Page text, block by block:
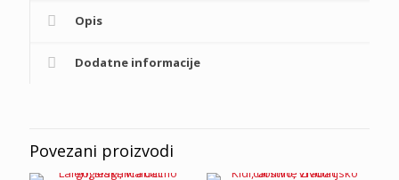
Opis
Dodatne informacije
Povezani proizvodi